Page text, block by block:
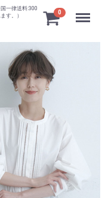
一律送料:300
す。）
0 Menu